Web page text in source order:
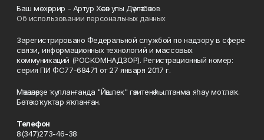
Баш мөхәррир - Артур Хәсән улы Дәүләтбәков
Об использовании персональных данных
Зарегистрировано Федеральной службой по надзору в сфере
связи, информационных технологий и массовых
коммуникаций (РОСКОМНАДЗОР). Регистрационный номер:
серия ПИ ФС77-68471 от 27 января 2017 г.
Мәҡәләләрҙе ҡулланғанда "Йәшлек" гәзитенә һылтанма яһау мотлаҡ.
Бөтә хоҡуҡтар яҡланған.
Телефон
8(347)273-46-38